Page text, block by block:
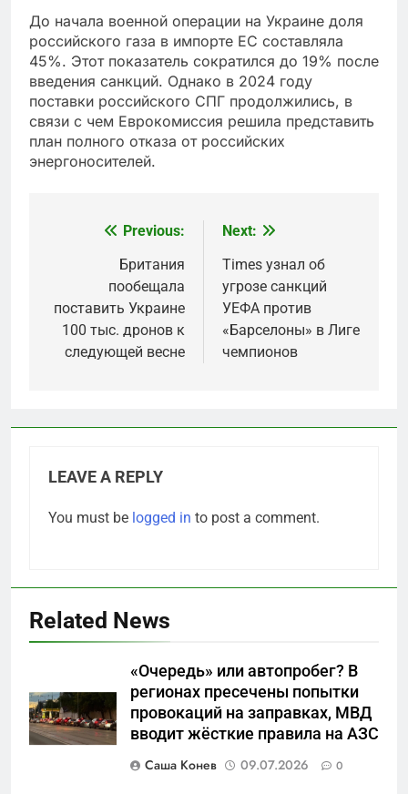
До начала военной операции на Украине доля
российского газа в импорте ЕС составляла
45%. Этот показатель сократился до 19% после
введения санкций. Однако в 2024 году
поставки российского СПГ продолжились, в
связи с чем Еврокомиссия решила представить
план полного отказа от российских
энергоносителей.
navigation
Previous:
Британия
пообещала
поставить Украине
100 тыс. дронов к
следующей весне
Next:
Times узнал об
угрозе санкций
УЕФА против
«Барселоны» в Лиге
чемпионов
LEAVE A REPLY
You must be logged in to post a comment.
Related News
«Очередь» или автопробег? В
регионах пресечены попытки
провокаций на заправках, МВД
вводит жёсткие правила на АЗС
Саша Конев
09.07.2026 0
Что происходит в
калининградском анклаве:
военные изымают спирт «для
защиты Отечества»
САНКТ-ПЕТЕРБУРГ И ОБЛАСТЬ